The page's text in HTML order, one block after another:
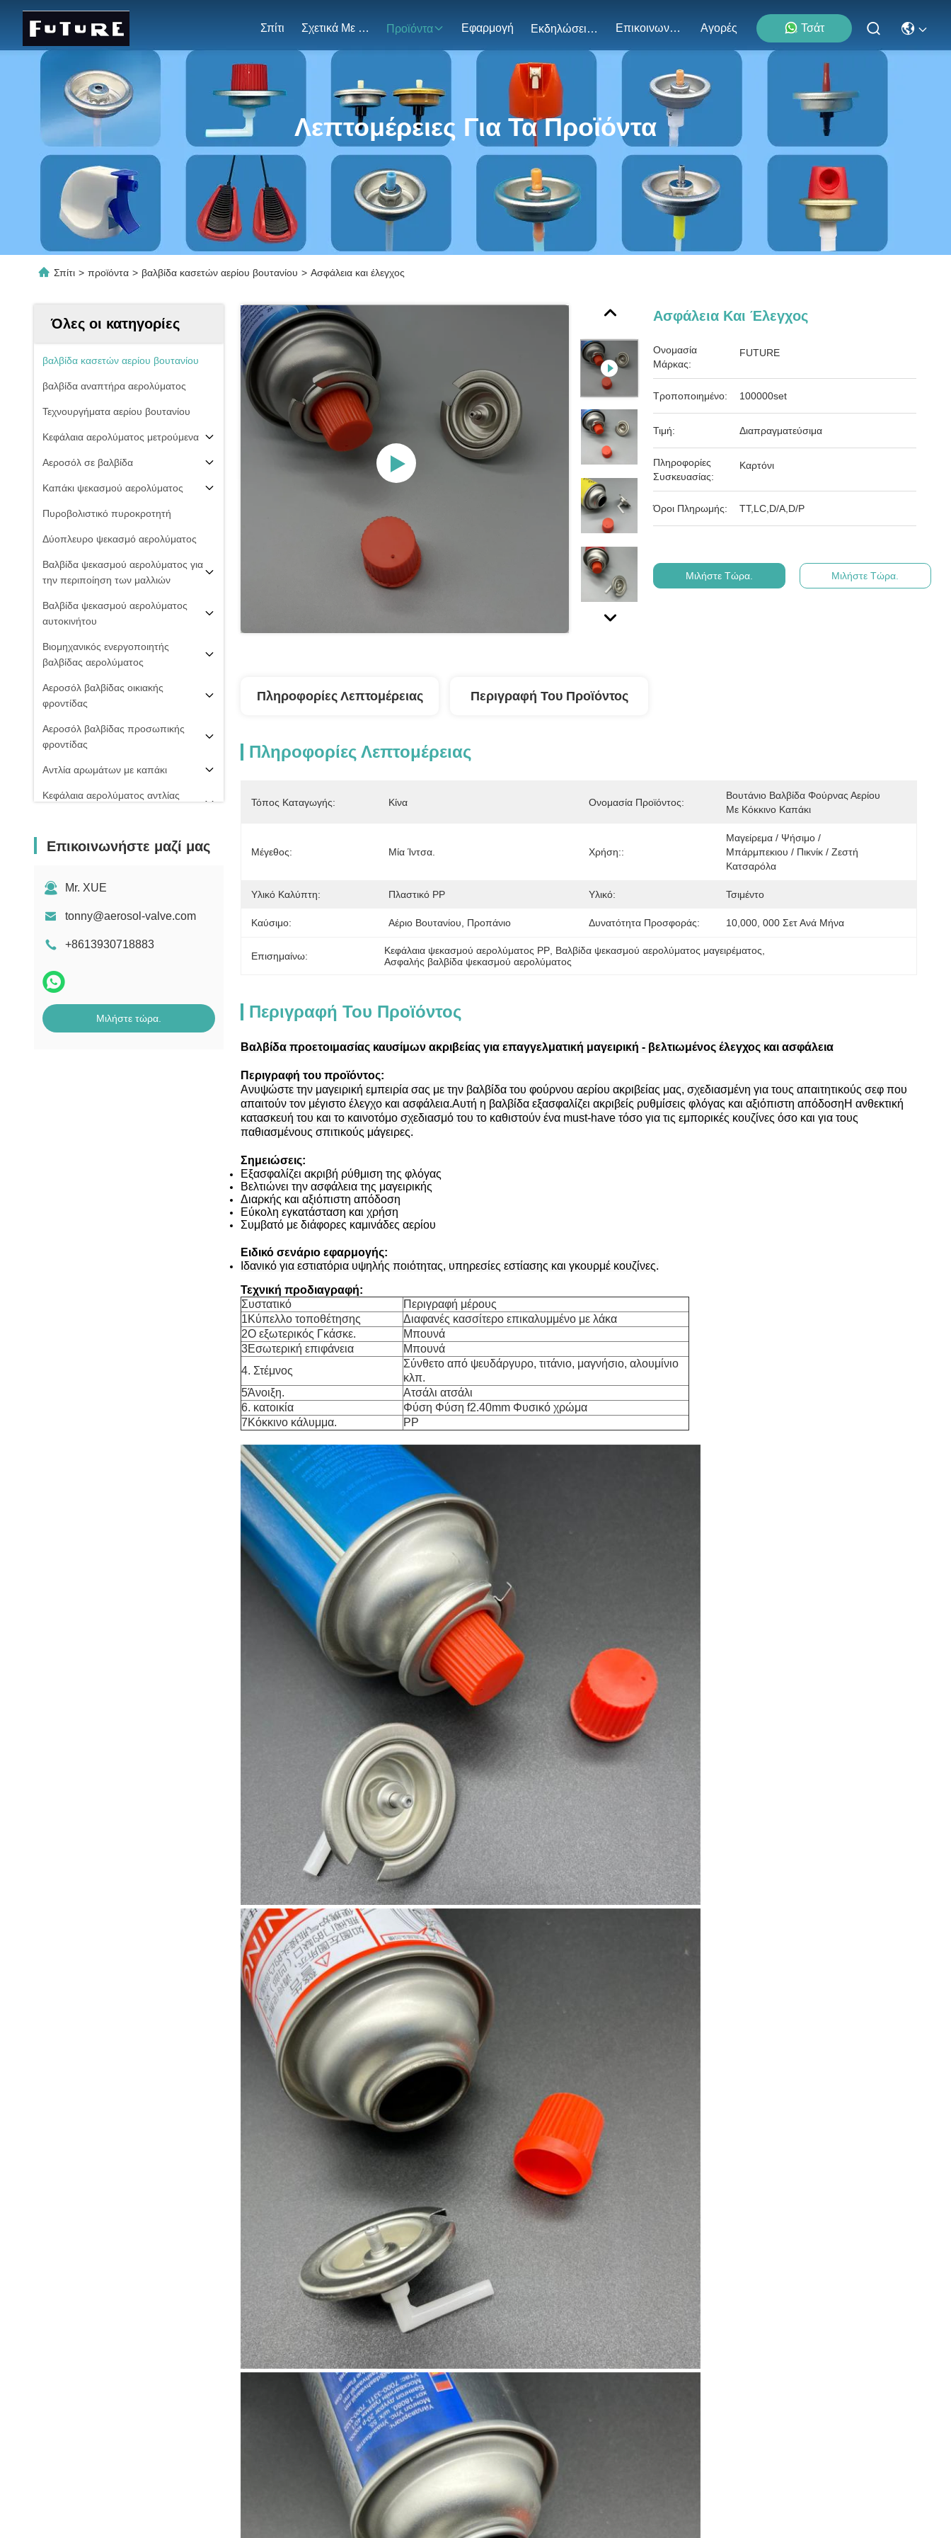
Σπίτι Σχετικά Με Εμάς Προϊόντα Εφαρμογή Εκδηλώσεις Επικοινωνήστε Μαζί Μας Αγορές Τσάτ
Λεπτομέρειες Για Τα Προϊόντα
Σπίτι > προϊόντα > βαλβίδα κασετών αερίου βουτανίου > Ασφάλεια και έλεγχος
Όλες οι κατηγορίες
βαλβίδα κασετών αερίου βουτανίου
βαλβίδα αναπτήρα αερολύματος
Τεχνουργήματα αερίου βουτανίου
Κεφάλαια αερολύματος μετρούμενα
Αεροσόλ σε βαλβίδα
Καπάκι ψεκασμού αερολύματος
Πυροβολιστικό πυροκροτητή
Δύοπλευρο ψεκασμό αερολύματος
Βαλβίδα ψεκασμού αερολύματος για
την περιποίηση των μαλλιών
Βαλβίδα ψεκασμού αερολύματος
αυτοκινήτου
Βιομηχανικός ενεργοποιητής
βαλβίδας αερολύματος
Αεροσόλ βαλβίδας οικιακής
φροντίδας
Αεροσόλ βαλβίδας προσωπικής
φροντίδας
Αντλία αρωμάτων με καπάκι
Κεφάλαια αερολύματος αντλίας
Σπρέι πιπεριού
μηχανή πλήρωσης αερολύματος
Επικοινωνήστε μαζί μας
Mr. XUE
tonny@aerosol-valve.com
+8613930718883
Μιλήστε τώρα.
Ασφάλεια Και Έλεγχος
Ονομασία
Μάρκας:
FUTURE
Τροποποιημένο: 100000set
Τιμή: Διαπραγματεύσιμα
Πληροφορίες
Συσκευασίας:
Καρτόνι
Όροι Πληρωμής: ΤΤ,LC,D/A,D/P
Μιλήστε Τώρα. Μιλήστε Τώρα.
Πληροφορίες Λεπτομέρειας Περιγραφή Του Προϊόντος
Πληροφορίες Λεπτομέρειας
Τόπος Καταγωγής: Κίνα Ονομασία Προϊόντος:
Βουτάνιο Βαλβίδα Φούρνας Αερίου
Με Κόκκινο Καπάκι
Μέγεθος: Μία Ίντσα. Χρήση::
Μαγείρεμα / Ψήσιμο /
Μπάρμπεκιου / Πικνίκ / Ζεστή
Κατσαρόλα
Υλικό Καλύπτη: Πλαστικό PP Υλικό: Τσιμέντο
Καύσιμο: Αέριο Βουτανίου, Προπάνιο Δυνατότητα Προσφοράς: 10,000, 000 Σετ Ανά Μήνα
Επισημαίνω: Κεφάλαια ψεκασμού αερολύματος PP Βαλβίδα ψεκασμού αερολύματος μαγειρέματος
Ασφαλής βαλβίδα ψεκασμού αερολύματος
Περιγραφή Του Προϊόντος
Βαλβίδα προετοιμασίας καυσίμων ακριβείας για επαγγελματική μαγειρική - βελτιωμένος έλεγχος και ασφάλεια
Περιγραφή του προϊόντος:
Ανυψώστε την μαγειρική εμπειρία σας με την βαλβίδα του φούρνου αερίου ακριβείας μας, σχεδιασμένη για τους απαιτητικούς σεφ που
απαιτούν τον μέγιστο έλεγχο και ασφάλεια.Αυτή η βαλβίδα εξασφαλίζει ακριβείς ρυθμίσεις φλόγας και αξιόπιστη απόδοσηΗ ανθεκτική
κατασκευή του και το καινοτόμο σχεδιασμό του το καθιστούν ένα must-have τόσο για τις εμπορικές κουζίνες όσο και για τους
παθιασμένους σπιτικούς μάγειρες.
Σημειώσεις:
Εξασφαλίζει ακριβή ρύθμιση της φλόγας
Βελτιώνει την ασφάλεια της μαγειρικής
Διαρκής και αξιόπιστη απόδοση
Εύκολη εγκατάσταση και χρήση
Συμβατό με διάφορες καμινάδες αερίου
Ειδικό σενάριο εφαρμογής:
Ιδανικό για εστιατόρια υψηλής ποιότητας, υπηρεσίες εστίασης και γκουρμέ κουζίνες.
Τεχνική προδιαγραφή:
Συστατικό
Περιγραφή μέρους
1Κύπελλο τοποθέτησης
Διαφανές κασσίτερο επικαλυμμένο με λάκα
2Ο εξωτερικός Γκάσκε.
Μπουνά
3Εσωτερική επιφάνεια
Μπουνά
4. Στέμνος
Σύνθετο από ψευδάργυρο, τιτάνιο, μαγνήσιο, αλουμίνιο
κλπ.
5Άνοιξη.
Ατσάλι ατσάλι
6. κατοικία
Φύση Φύση f2.40mm Φυσικό χρώμα
7Κόκκινο κάλυμμα.
PP